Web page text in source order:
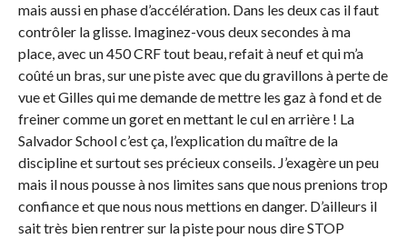
mais aussi en phase d’accélération. Dans les deux cas il faut
contrôler la glisse. Imaginez-vous deux secondes à ma
place, avec un 450 CRF tout beau, refait à neuf et qui m’a
coûté un bras, sur une piste avec que du gravillons à perte de
vue et Gilles qui me demande de mettre les gaz à fond et de
freiner comme un goret en mettant le cul en arrière ! La
Salvador School c’est ça, l’explication du maître de la
discipline et surtout ses précieux conseils. J’exagère un peu
mais il nous pousse à nos limites sans que nous prenions trop
confiance et que nous nous mettions en danger. D’ailleurs il
sait très bien rentrer sur la piste pour nous dire STOP